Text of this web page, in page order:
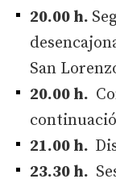
20.00 h.
San
20.00 h.
21.00 h.
23.30 h.